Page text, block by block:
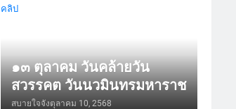
คลิป
๑๓ ตุลาคม วันคล้ายวัน
สวรรคต วันนวมินทรมหาราช
สบายใจจังตุลาคม 10, 2568